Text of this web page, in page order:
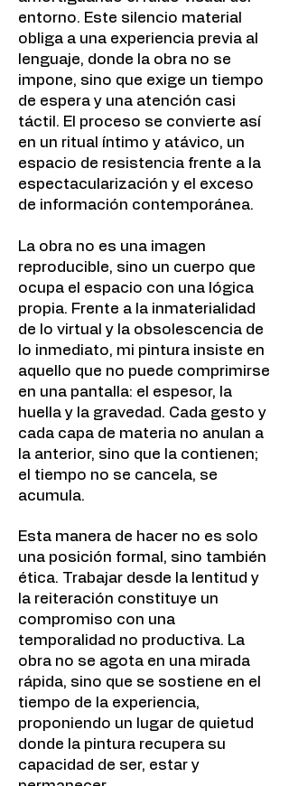
entorno. Este silencio material
obliga a una experiencia previa al
lenguaje, donde la obra no se
impone, sino que exige un tiempo
de espera y una atención casi
táctil. El proceso se convierte así
en un ritual íntimo y atávico, un
espacio de resistencia frente a la
espectacularización y el exceso
de información contemporánea.
La obra no es una imagen
reproducible, sino un cuerpo que
ocupa el espacio con una lógica
propia. Frente a la inmaterialidad
de lo virtual y la obsolescencia de
lo inmediato, mi pintura insiste en
aquello que no puede comprimirse
en una pantalla: el espesor, la
huella y la gravedad. Cada gesto y
cada capa de materia no anulan a
la anterior, sino que la contienen;
el tiempo no se cancela, se
acumula.
Esta manera de hacer no es solo
una posición formal, sino también
ética. Trabajar desde la lentitud y
la reiteración constituye un
compromiso con una
temporalidad no productiva. La
obra no se agota en una mirada
rápida, sino que se sostiene en el
tiempo de la experiencia,
proponiendo un lugar de quietud
donde la pintura recupera su
capacidad de ser, estar y